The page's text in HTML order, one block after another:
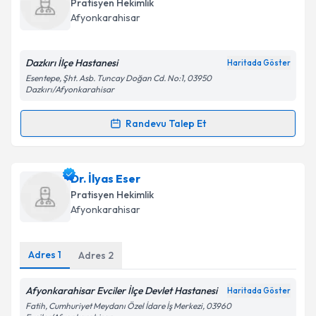
takvim hazırlandığında e-posta ile bilgilendireceğiz.
Kişisel verilerimin işlenmesine ilişkinAydınlatma
'ni okudum ve kişisel verilerimin belirtilen
kapsamda işlenmesini kabul ediyorum.
Takvim Talebini Gönder
Pratisyen Hekimlik
Afyonkarahisar
Dazkırı İlçe Hastanesi Haritada Göster
Esentepe, Şht. Asb. Tuncay Doğan Cd. No:1, 03950
Dazkırı/Afyonkarahisar
Randevu Talep Et
Randevu Takvimi Talebi
Dr. Özgür Murat Gören
oluşturun. Size bu uzmandan randevu almanız için bir
takvim hazırlandığında e-posta ile bilgilendireceğiz.
Kişisel verilerimin işlenmesine ilişkinAydınlatma
Dr. İlyas Eser
Pratisyen Hekimlik
Afyonkarahisar
Adres 1 Adres 2
Afyonkarahisar Evciler İlçe Devlet Hastanesi Haritada Göster
Fatih, Cumhuriyet Meydanı Özel İdare İş Merkezi, 03960